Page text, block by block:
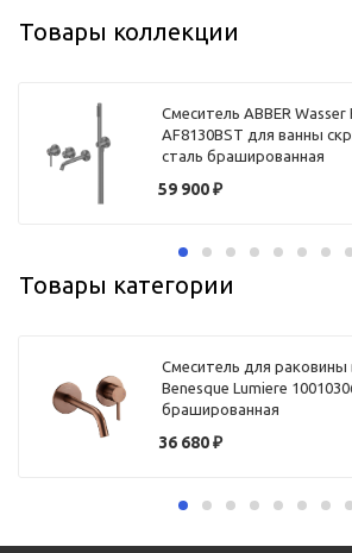
Товары коллекции
Смеситель ABBER Wasser
AF8130BST для ванны
сталь брашированная
59 900₽
Товары категории
Смеситель для раковины
Benesque Lumiere
брашированная
36 680₽